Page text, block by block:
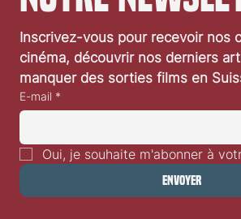
Inscrivez-vous pour recevoir nos
cinéma, découvrir nos derniers
manquer des sorties films en
E-mail *
Oui, je souhaite m'abonner à
Envoyer